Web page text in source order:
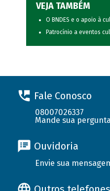
VEJA TAMBÉM
O BNDES e o apoio à
Patrocínio a eventos
Fale Conosco
08007026337
Mande sua
Ouvidoria
Envie sua